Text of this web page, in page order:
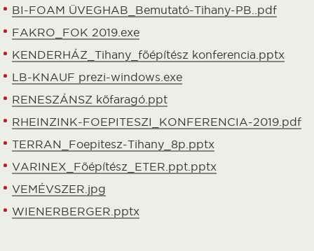
BI-FOAM ÜVEGHAB_Bemutató-Tihany-PB..pdf
FAKRO_FOK 2019.exe
KENDERHÁZ_Tihany_főépítész konferencia.pptx
LB-KNAUF prezi-windows.exe
RENESZÁNSZ kőfaragó.ppt
RHEINZINK-FOEPITESZI_KONFERENCIA-2019.pdf
TERRAN_Foepitesz-Tihany_8p.pptx
VARINEX_Főépítész_ETER.ppt.pptx
VEMÉVSZER.jpg
WIENERBERGER.pptx